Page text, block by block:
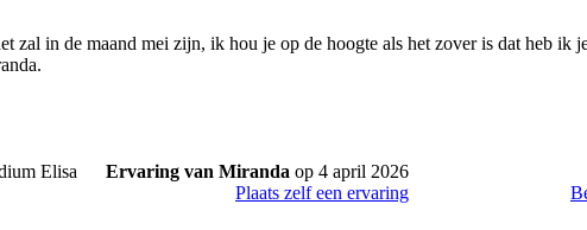
zal in de maand mei zijn, ik hou je op de hoogte als het zover is dat heb ik
Ervaring van Miranda op 4 april 2026
Plaats zelf een ervaring